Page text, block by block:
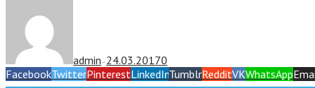
admin — 24.03.20170
FacebookTwitterPinterestLinkedInTumblrRedditVKWhatsApp